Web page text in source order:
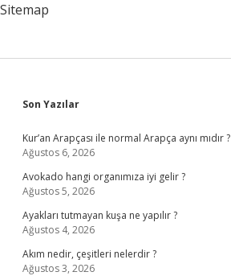
Sitemap
Sidebar
Son Yazılar
Kur’an Arapçası ile normal Arapça aynı mıdır ?
Ağustos 6, 2026
Avokado hangi organımıza iyi gelir ?
Ağustos 5, 2026
Ayakları tutmayan kuşa ne yapılır ?
Ağustos 4, 2026
Akım nedir, çeşitleri nelerdir ?
Ağustos 3, 2026